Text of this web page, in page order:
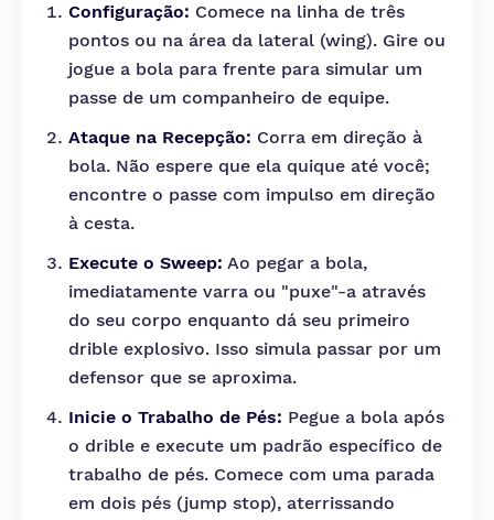
Configuração: Comece na linha de três
pontos ou na área da lateral (wing). Gire ou
jogue a bola para frente para simular um
passe de um companheiro de equipe.
Ataque na Recepção: Corra em direção à
bola. Não espere que ela quique até você;
encontre o passe com impulso em direção
à cesta.
Execute o Sweep: Ao pegar a bola,
imediatamente varra ou "puxe"-a através
do seu corpo enquanto dá seu primeiro
drible explosivo. Isso simula passar por um
defensor que se aproxima.
Inicie o Trabalho de Pés: Pegue a bola após
o drible e execute um padrão específico de
trabalho de pés. Comece com uma parada
em dois pés (jump stop), aterrissando